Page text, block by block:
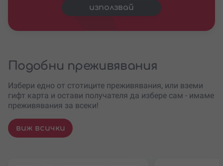
използвай
Подобни преживявания
Избери едно от стотиците преживявания, или вземи
гифт карта и остави получателя да избере сам - имаме
преживявания за всеки!
виж всички